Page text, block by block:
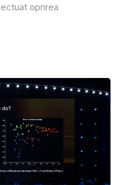
oprirea